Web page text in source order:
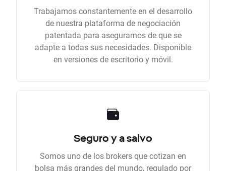
Trabajamos constantemente en el desarrollo
de nuestra plataforma de negociación
patentada para asegurarnos de que se
adapte a todas sus necesidades. Disponible
en versiones de escritorio y móvil.
Seguro y a salvo
Somos uno de los brokers que cotizan en
bolsa más grandes del mundo, regulado por